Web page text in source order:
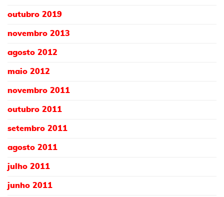
outubro 2019
novembro 2013
agosto 2012
maio 2012
novembro 2011
outubro 2011
setembro 2011
agosto 2011
julho 2011
junho 2011